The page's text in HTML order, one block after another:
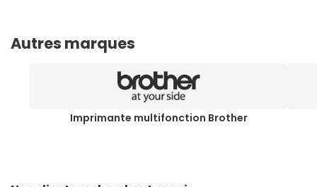
Autres marques
Imprimante multifonction Brother